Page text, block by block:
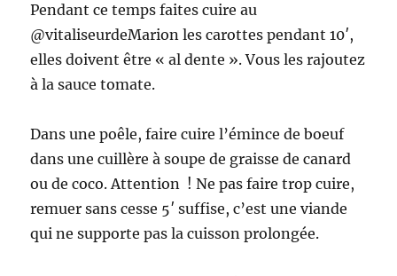
Pendant ce temps faites cuire au
@vitaliseurdeMarion les carottes pendant 10′,
elles doivent être « al dente ». Vous les rajoutez
à la sauce tomate.
Dans une poêle, faire cuire l’émince de boeuf
dans une cuillère à soupe de graisse de canard
ou de coco. Attention ! Ne pas faire trop cuire,
remuer sans cesse 5′ suffise, c’est une viande
qui ne supporte pas la cuisson prolongée.